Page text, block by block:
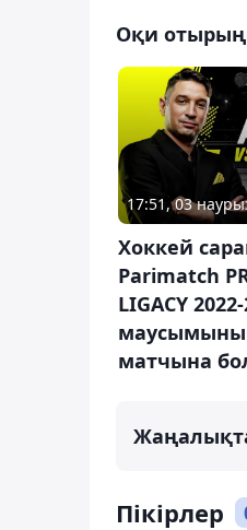
Оқи
17:51, 03
Хоккей
Parimatch
LIGACY
матчына
Пікірлер